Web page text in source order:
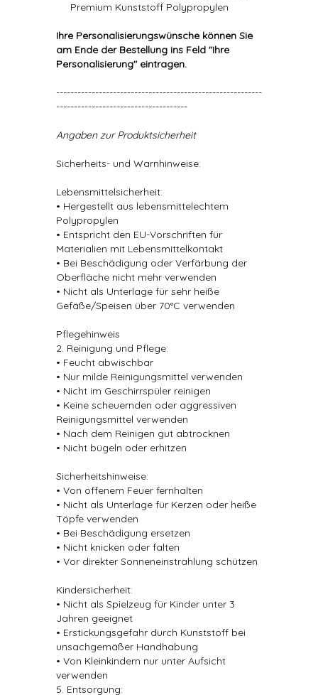
Premium Kunststoff Polypropylen
Ihre Personalisierungswünsche können Sie
am Ende der Bestellung ins Feld "Ihre
Personalisierung" eintragen.
----------------------------------------------------------
-------------------------------------
Angaben zur Produktsicherheit
Sicherheits- und Warnhinweise:
Lebensmittelsicherheit:
• Hergestellt aus lebensmittelechtem
Polypropylen
• Entspricht den EU-Vorschriften für
Materialien mit Lebensmittelkontakt
• Bei Beschädigung oder Verfärbung der
Oberfläche nicht mehr verwenden
• Nicht als Unterlage für sehr heiße
Gefäße/Speisen über 70°C verwenden
Pflegehinweis
2. Reinigung und Pflege:
• Feucht abwischbar
• Nur milde Reinigungsmittel verwenden
• Nicht im Geschirrspüler reinigen
• Keine scheuernden oder aggressiven
Reinigungsmittel verwenden
• Nach dem Reinigen gut abtrocknen
• Nicht bügeln oder erhitzen
Sicherheitshinweise:
• Von offenem Feuer fernhalten
• Nicht als Unterlage für Kerzen oder heiße
Töpfe verwenden
• Bei Beschädigung ersetzen
• Nicht knicken oder falten
• Vor direkter Sonneneinstrahlung schützen
Kindersicherheit:
• Nicht als Spielzeug für Kinder unter 3
Jahren geeignet
• Erstickungsgefahr durch Kunststoff bei
unsachgemäßer Handhabung
• Von Kleinkindern nur unter Aufsicht
verwenden
5. Entsorgung: